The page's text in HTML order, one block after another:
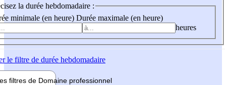
la durée hebdomadaire :
minimale (en heure) Durée maximale (en heure)
heures
le filtre de durée hebdomadaire
filtres de Domaine professionnel